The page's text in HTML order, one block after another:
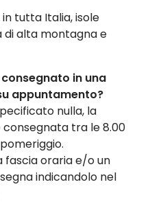
tutta Italia, isole
di alta montagna e
in una
appuntamento?
nulla, la
tra le 8.00
fascia oraria e/o un
indicandolo nel